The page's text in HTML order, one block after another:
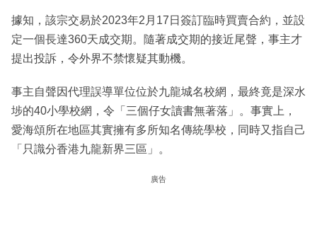
據知，該宗交易於2023年2月17日簽訂臨時買賣合約，並設
定一個長達360天成交期。隨著成交期的接近尾聲，事主才
提出投訴，令外界不禁懷疑其動機。
事主自聲因代理誤導單位位於九龍城名校網，最終竟是深水
埗的40小學校網，令「三個仔女讀書無著落」。事實上，
愛海頌所在地區其實擁有多所知名傳統學校，同時又指自己
「只識分香港九龍新界三區」。
廣告